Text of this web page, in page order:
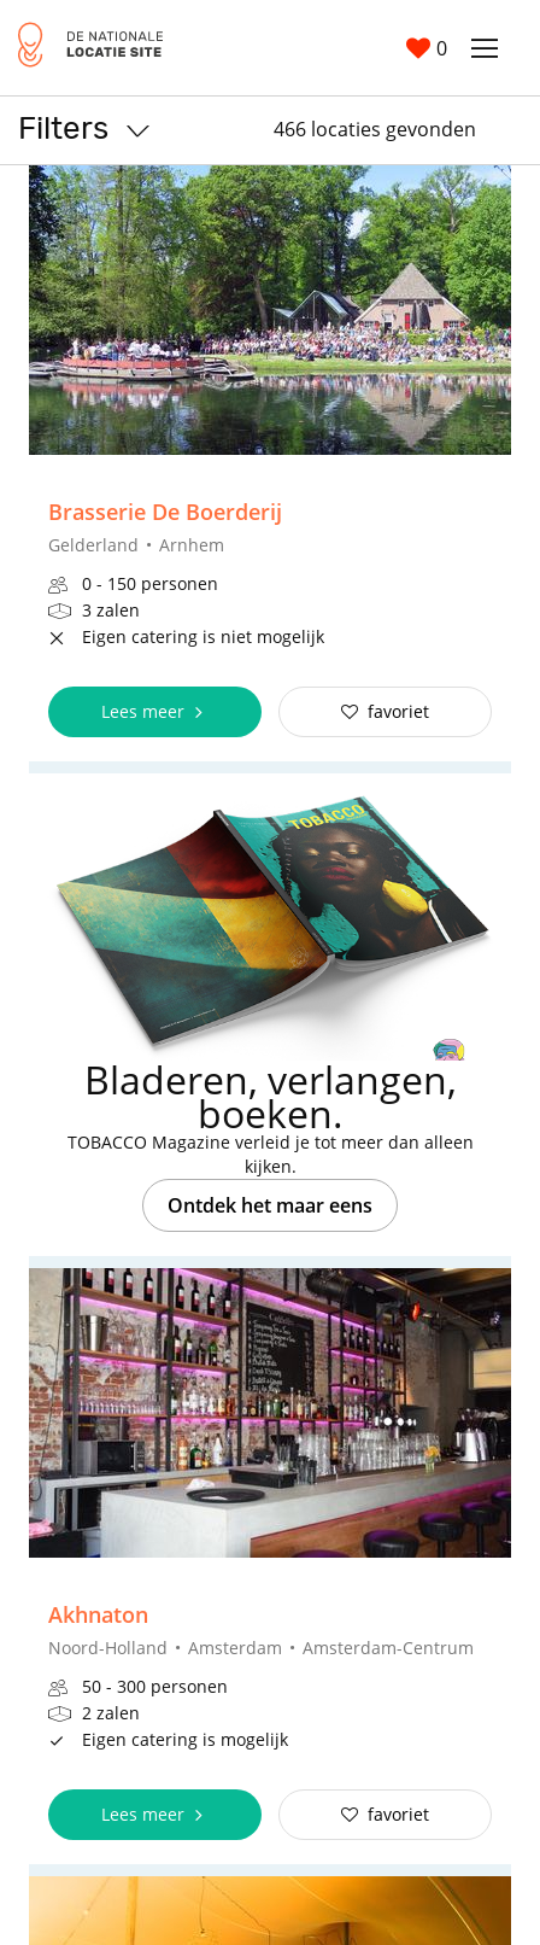
0
Filters> 466 locaties gevonden
Bladeren, verlangen,
boeken.
TOBACCO Magazine verleid je tot meer dan alleen
kijken.
Ontdek het maar eens
Brasserie De Boerderij
Gelderland
Arnhem
0 - 150 personen
3 zalen
Eigen catering is niet mogelijk
Lees meer favoriet
Akhnaton
Noord-Holland Amsterdam
Amsterdam-Centrum
50 - 300 personen
2 zalen
Eigen catering is mogelijk
Lees meer favoriet